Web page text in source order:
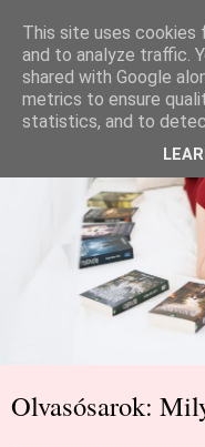
Olvasósarok:
This site uses cookies
and to analyze traffic.
shared with Google
metrics to ensure
statistics, and to